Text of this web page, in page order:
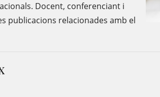
Docent, conferenciant i
publicacions relacionades amb el